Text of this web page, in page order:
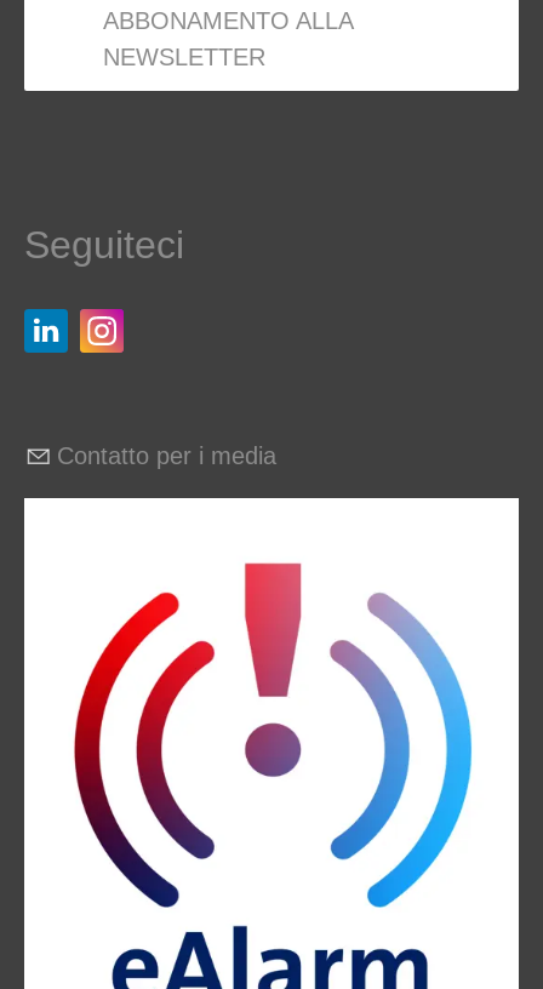
ABBONAMENTO ALLA
NEWSLETTER
Seguiteci
Contatto per i media